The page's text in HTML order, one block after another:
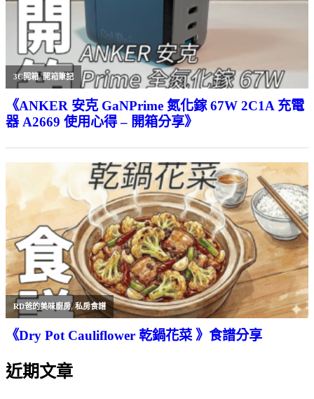
3C開箱,開箱筆記
《ANKER 安克 GaNPrime 氮化鎵 67W 2C1A 充電
器 A2669 使用心得 – 開箱分享》
RD爸的美味廚房,私房食譜
《Dry Pot Cauliflower 乾鍋花菜 》食譜分享
近期文章